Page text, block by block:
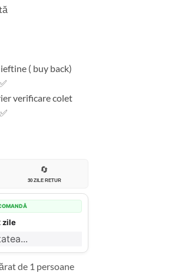
( buy back)
verificare colet
🔄
30 ZILE RETUR
zile
de 1 persoane